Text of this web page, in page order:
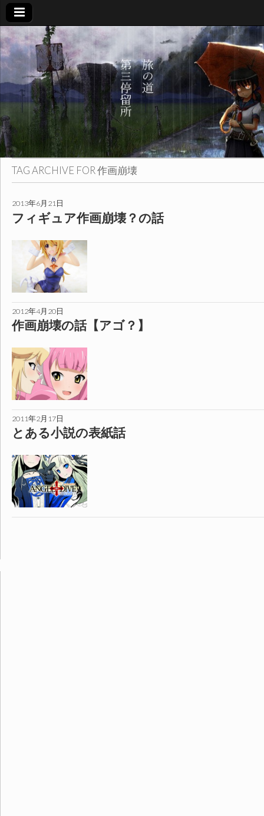
旅
の
道
第
三
停
留
所
TAG ARCHIVE FOR作画崩壊
2013年6月21日
フィギュア作画崩壊？の話
2012年4月20日
作画崩壊の話【アゴ？】
2011年2月17日
とある小説の表紙話